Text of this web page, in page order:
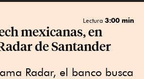
Lectura 3:00 min
mexicanas, en
de Santander
Radar, el banco busca